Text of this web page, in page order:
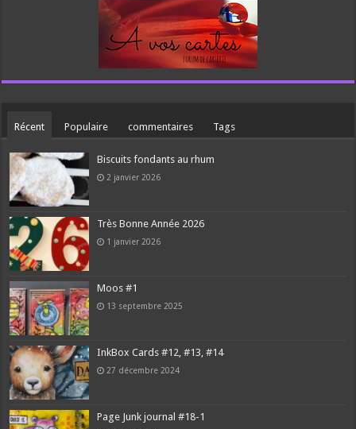
Récent Populaire commentaires Tags
Biscuits fondants au rhum
2 janvier 2026
Très Bonne Année 2026
1 janvier 2026
Moos #1
13 septembre 2025
InkBox Cards #12, #13, #14
27 décembre 2024
Page Junk journal #18-1